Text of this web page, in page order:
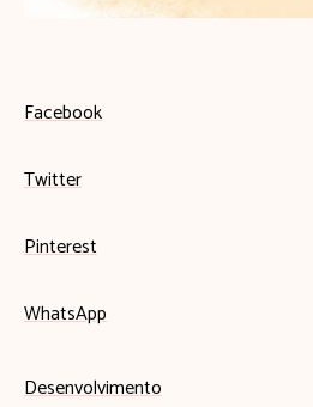
Facebook
Twitter
Pinterest
WhatsApp
Desenvolvimento